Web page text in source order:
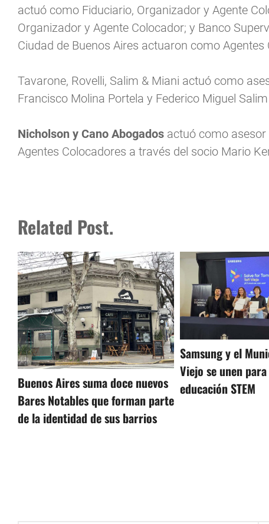
actuó como Fiduciario, Organizador y Agente
Organizador y Agente Colocador; y Banco
Ciudad de Buenos Aires actuaron como Agentes
Tavarone, Rovelli, Salim & Miani actuó como
Francisco Molina Portela y Federico Miguel
Nicholson y Cano Abogados actuó como asesor
Agentes Colocadores a través del socio Mario
Related Post.
Buenos Aires suma doce nuevos
Bares Notables que forman parte
de la identidad de sus barrios
Samsung y el
Viejo se unen
educación STEM